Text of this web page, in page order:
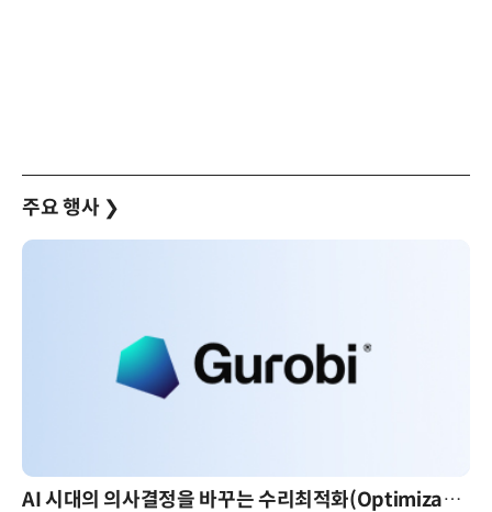
주요 행사 ❯
AI 시대의 의사결정을 바꾸는 수리최적화(Optimization): 실제 산업 적용 사례와 활용 전략 AI 핀옵스 실전 세미